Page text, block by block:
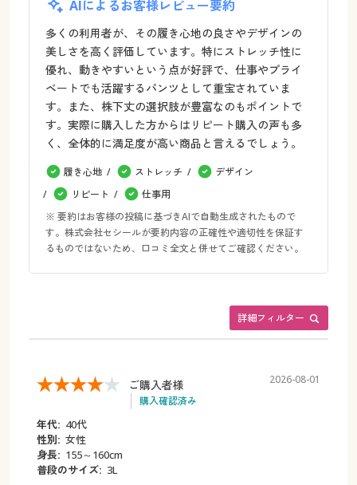
AIによるお客様レビュー要約
多くの利用者が、その履き心地の良さやデザインの
美しさを高く評価しています。特にストレッチ性に
優れ、動きやすいという点が好評で、仕事やプライ
ベートでも活躍するパンツとして重宝されていま
す。また、株下丈の選択肢が豊富なのもポイントで
す。実際に購入した方からはリピート購入の声も多
く、全体的に満足度が高い商品と言えるでしょう。
履き心地 ストレッチ
デザイン
リピート
仕事用
※ 要約はお客様の投稿に基づきAIで自動生成されたもので
す。株式会社セシールが要約内容の正確性や適切性を保証す
るものではないため、口コミ全文と併せてご確認ください。
詳細フィルター
ご購入者様
購入確認済み
2026-08-01
年代: 40代
性別: 女性
身長: 155～160cm
普段のサイズ: 3L